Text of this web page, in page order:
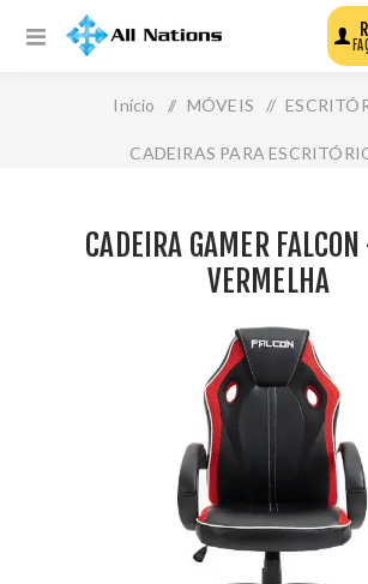
Início / MÓVEIS /
CADEIRAS PARA
CADEIRA GAMER
VERMELHA